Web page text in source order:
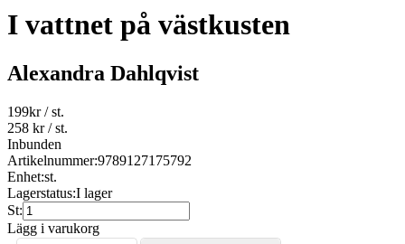
I vattnet på västkusten
Alexandra Dahlqvist
199kr/ st.
258 kr/ st.
Inbunden
Artikelnummer:9789127175792
Enhet:st.
Lagerstatus:I lager
St:
Lägg i varukorg